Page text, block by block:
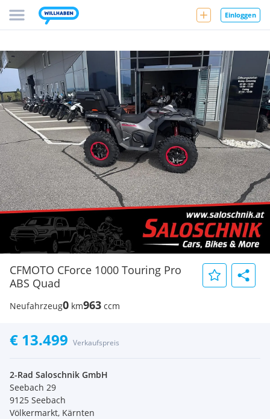
Einloggen
CFMOTO CForce 1000 Touring Pro
ABS Quad
Neufahrzeug0 km963 ccm
€ 13.499 Verkaufspreis
2-Rad Saloschnik GmbH
Seebach 29
9125 Seebach
Völkermarkt, Kärnten